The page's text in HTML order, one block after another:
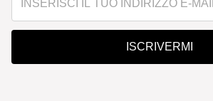
ISCRIVERMI